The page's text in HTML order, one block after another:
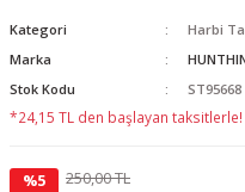
Kategori
Harbi
Marka
Stok Kodu
ST95668
*24,15 TL den başlayan taksitlerle!
%5 250,00 TL